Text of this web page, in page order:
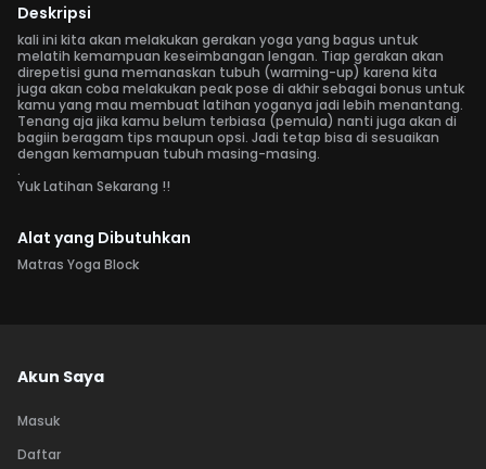
Deskripsi
kali ini kita akan melakukan gerakan yoga yang bagus untuk
melatih kemampuan keseimbangan lengan. Tiap gerakan akan
direpetisi guna memanaskan tubuh (warming-up) karena kita
juga akan coba melakukan peak pose di akhir sebagai bonus untuk
kamu yang mau membuat latihan yoganya jadi lebih menantang.
Tenang aja jika kamu belum terbiasa (pemula) nanti juga akan di
bagiin beragam tips maupun opsi. Jadi tetap bisa di sesuaikan
dengan kemampuan tubuh masing-masing.
.
Yuk Latihan Sekarang !!
Alat yang Dibutuhkan
Matras Yoga Block
Akun Saya
Masuk
Daftar